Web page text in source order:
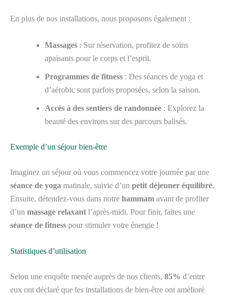
En plus de nos installations, nous proposons également :
Massages : Sur réservation, profitez de soins
apaisants pour le corps et l’esprit.
Programmes de fitness : Des séances de yoga et
d’aérobic sont parfois proposées, selon la saison.
Accès à des sentiers de randonnée : Explorez la
beauté des environs sur des parcours balisés.
Exemple d’un séjour bien-être
Imaginez un séjour où vous commencez votre journée par une
séance de yoga matinale, suivie d’un petit déjeuner équilibré.
Ensuite, détendez-vous dans notre hammam avant de profiter
d’un massage relaxant l’après-midi. Pour finir, faites une
séance de fitness pour stimuler votre énergie !
Statistiques d’utilisation
Selon une enquête menée auprès de nos clients, 85% d’entre
eux ont déclaré que les installations de bien-être ont amélioré